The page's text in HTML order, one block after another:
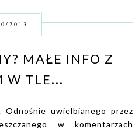
2013
MAŁE INFO Z
W TLE...
uwielbianego przez
w komentarzach